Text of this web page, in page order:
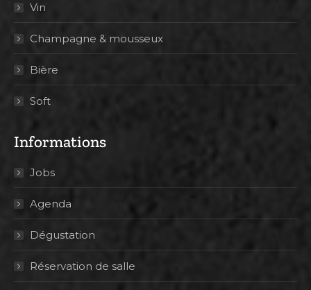
Vin
Champagne & mousseux
Bière
Soft
Informations
Jobs
Agenda
Dégustation
Réservation de salle